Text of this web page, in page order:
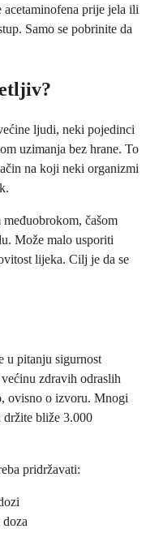
prije jela ili
Samo se pobrinite da
ljudi, neki pojedinci
uzimanja bez hrane. To
na koji neki organizmi
čašom
Može malo usporiti
lijeka. Cilj je da se
u pitanju sigurnost
većinu zdravih odraslih
ovisno o izvoru. Mnogi
držite bliže 3.000
pridržavati: